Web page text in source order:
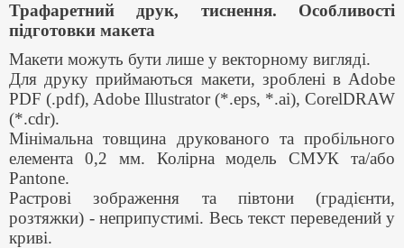
Трафаретний друк, тиснення. Особливості
підготовки макета
Макети можуть бути лише у векторному вигляді.
Для друку приймаються макети, зроблені в Adobe
PDF (.pdf), Adobe Illustrator (*.eps, *.ai), CorelDRAW
(*.cdr).
Мінімальна товщина друкованого та пробільного
елемента 0,2 мм. Колірна модель СМУК та/або
Pantone.
Растрові зображення та півтони (градієнти,
розтяжки) - неприпустимі. Весь текст переведений у
криві.